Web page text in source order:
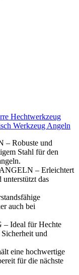
Hechtwerkzeug
Werkzeug Angeln
Robuste und
Stahl für den
– Erleichtert
unterstützt das
auch bei
Ideal für Hechte
und
eine hochwertige
für die nächste